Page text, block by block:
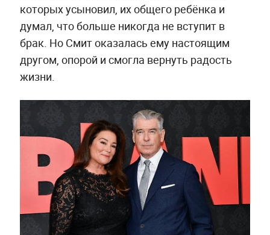
которых усыновил, их общего ребёнка и
думал, что больше никогда не вступит в
брак. Но Смит оказалась ему настоящим
другом, опорой и смогла вернуть радость
жизни.